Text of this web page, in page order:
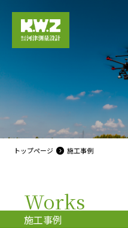
トップページ 施工事例
Works
施工事例